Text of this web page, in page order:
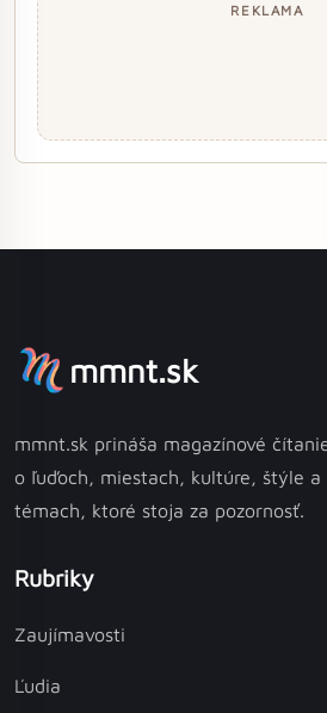
REKLAMA
mmnt.sk
mmnt.sk prináša magazínové
o ľuďoch, miestach, kultúre, štýle a
témach, ktoré stoja za pozornosť.
Rubriky
Zaujímavosti
Ľudia